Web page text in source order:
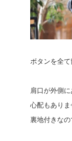
ボタンを全て
肩口が外側
心配もありま
裏地付きなの